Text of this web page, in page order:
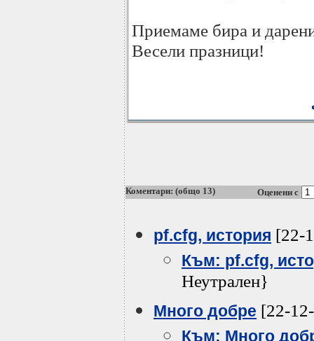
Приемаме бира и
Весели празници!
Коментари: (общо 13) Оценени с
pf.cfg, история [22-
Към: pf.cfg,
Неутрален}
Много добре [22-
Към: Много